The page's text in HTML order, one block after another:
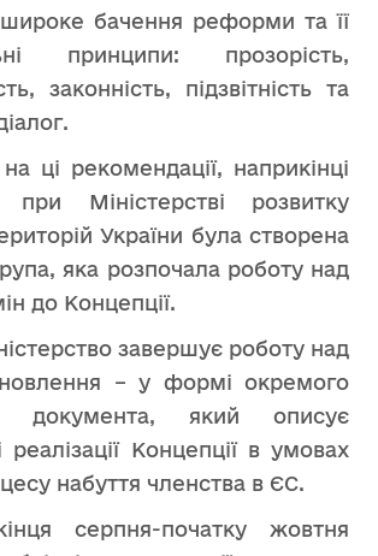
бачення реформи та її
принципи: прозорість,
законність, підзвітність та
ці рекомендації, наприкінці
Міністерстві розвитку
України була створена
яка розпочала роботу над
до Концепції.
завершує роботу над
– у формі окремого
документа, який описує
реалізації Концепції в умовах
набуття членства в ЄС.
серпня-початку жовтня